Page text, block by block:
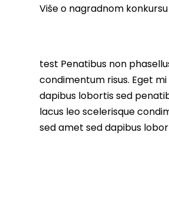
Više o nagradnom
test Penatibus non
condimentum risus. Eget
dapibus lobortis sed
lacus leo scelerisque
sed amet sed dapibus